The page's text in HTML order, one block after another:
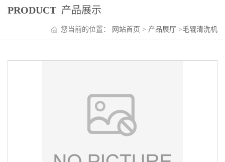
PRODUCT 产品展示
您当前的位置： 网站首页 > 产品展厅 >毛辊清洗机